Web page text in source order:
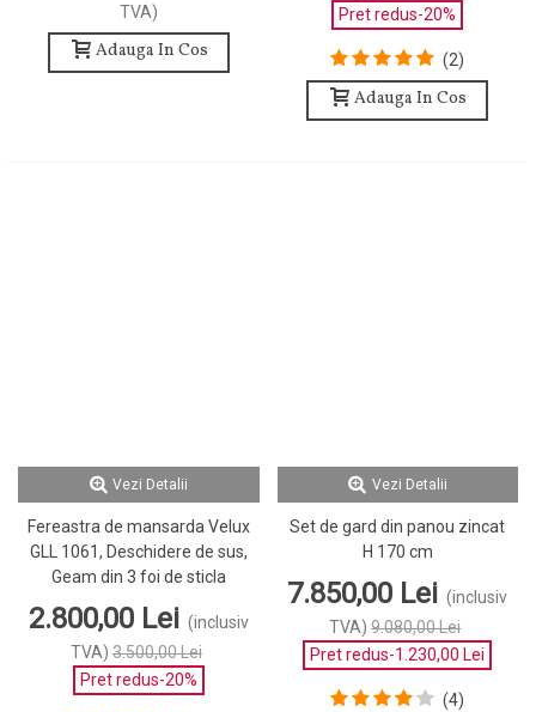
TVA)
Adauga In Cos
Pret redus-20%
(2)
Adauga In Cos
Vezi Detalii
Fereastra de mansarda Velux
GLL 1061, Deschidere de sus,
Geam din 3 foi de sticla
2.800,00 Lei (inclusiv
TVA) 3.500,00 Lei
Pret redus-20%
Vezi Detalii
Set de gard din panou zincat
H 170 cm
7.850,00 Lei (inclusiv
TVA) 9.080,00 Lei
Pret redus-1.230,00 Lei
(4)